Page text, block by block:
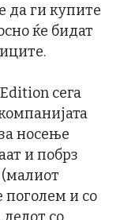
да ги купите
ќе бидат
сега
носење
и побрз
поголем и со
делот со